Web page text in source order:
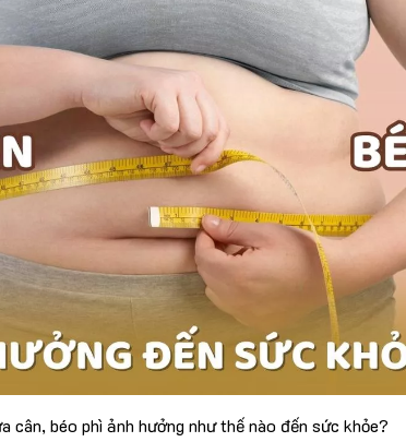
cân, béo phì ảnh hưởng như thế nào đến sức khỏe?